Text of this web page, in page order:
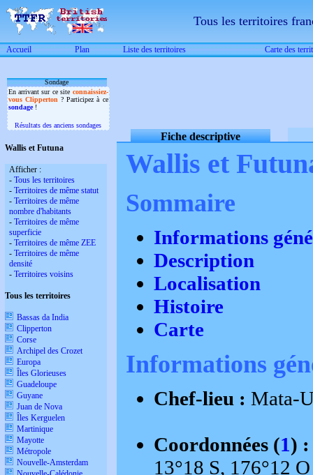
Tous les territoires
Accueil Plan Liste des territoires Carte des
Sondage
En arrivant sur ce site connaissiez-
vous Clipperton ? Participez à ce
sondage!
Résultats des anciens sondages
Wallis et Futuna
Afficher :
-Tous les territoires
-Territoires de même statut
-Territoires de même
nombre d'habitants
-Territoires de même
superficie
-Territoires de même ZEE
-Territoires de même
densité
-Territoires voisins
Tous les territoires
Bassas da India
Clipperton
Corse
Archipel des Crozet
Europa
Îles Glorieuses
Guadeloupe
Guyane
Juan de Nova
Îles Kerguelen
Martinique
Mayotte
Métropole
Nouvelle-Amsterdam
Fiche descriptive
Wallis et
Sommaire
Informations
Description
Localisation
Histoire
Carte
Informations
Chef-lieu : Mata-
Coordonnées (1) :
13°18 S, 176°12 O